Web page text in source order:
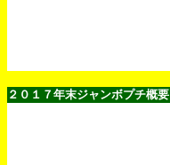
２０１７年末ジャンボプチ概要